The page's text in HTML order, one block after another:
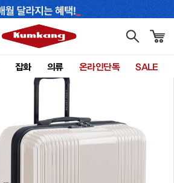
잡화 의류 온라인단독 SALE